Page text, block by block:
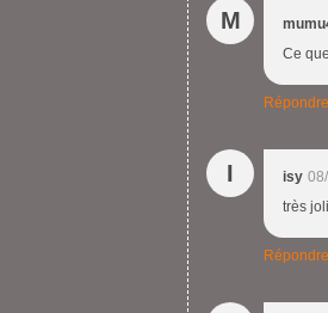
M
Ce
Répondre
I isy
très
Répondre